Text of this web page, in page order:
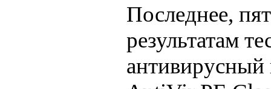
Последнее,
результатам